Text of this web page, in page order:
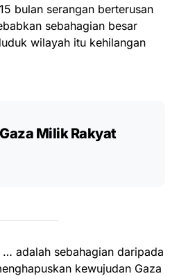
bulan serangan berterusan
sebahagian besar
wilayah itu kehilangan
Milik Rakyat
… adalah sebahagian daripada
kewujudan Gaza